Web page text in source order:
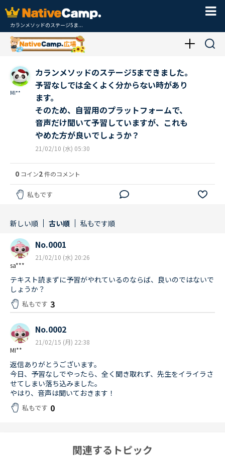
カランメソッドのステージ5ま...
MI**
カランメソッドのステージ5まできました。
予習なしでは全くよく分からない時があり
ます。
そのため、自習用のプラットフォームで、
音声だけ聞いて予習していますが、これも
やめた方が良いでしょうか？
21/02/10 (水) 05:30
0 コイン2件のコメント
私もです
新しい順 古い順 私もです順
sa***
No.0001
21/02/10 (水) 20:26
テキスト読まずに予習がやれているのならば、良いのではないで
しょうか？
私もです 3
MI**
No.0002
21/02/15 (月) 22:38
返信ありがとうございます。
今日、予習なしでやったら、全く聞き取れず、先生をイライラさ
せてしまい落ち込みました。
やはり、音声は聞いておきます！
私もです 0
関連するトピック